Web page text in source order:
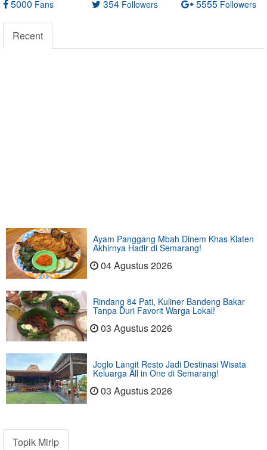
5000 Fans 354 Followers 5555 Followers
Recent
Ayam Panggang Mbah Dinem Khas Klaten
Akhirnya Hadir di Semarang!
04 Agustus 2026
Rindang 84 Pati, Kuliner Bandeng Bakar
Tanpa Duri Favorit Warga Lokal!
03 Agustus 2026
Joglo Langit Resto Jadi Destinasi Wisata
Keluarga All in One di Semarang!
03 Agustus 2026
Topik Mirip